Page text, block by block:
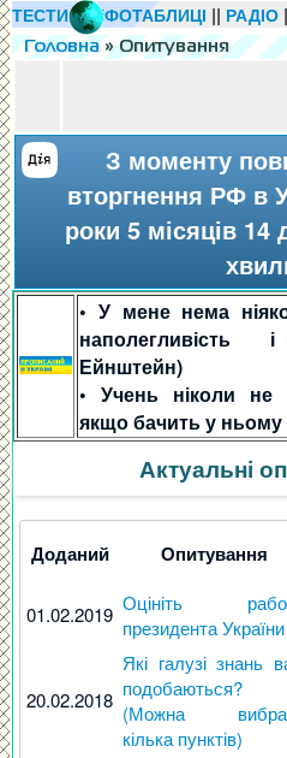
ТЕСТИ||ІНФОТАБЛИЦІ || РАДІО
Головна» Опитування
З моменту
вторгнення РФ в
роки 5 місяців 14
• У мене нема
наполегливість
Ейнштейн)
• Учень ніколи не
якщо бачить у ньому
Актуальні
Доданий Опитування
01.02.2019 Оцініть
президента України
20.02.2018
Які галузі знань
подобаються?
(Можна
кілька пунктів)